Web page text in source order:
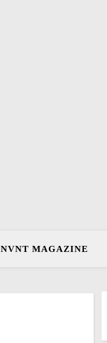
NVNT MAGAZINE